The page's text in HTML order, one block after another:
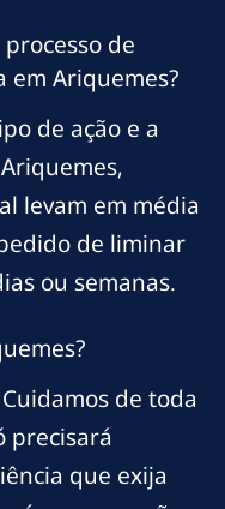
de
em Ariquemes?
de ação e a
levam em média
de liminar
ou semanas.
de toda
precisará
que exija